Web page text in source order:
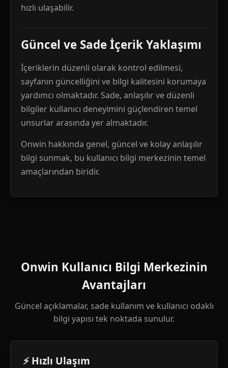
hızlı ulaşabilir.
Güncel ve Sade İçerik Yaklaşımı
İçeriklerin düzenli olarak kontrol edilmesi,
sayfanın güncelliğini ve bilgi kalitesini korumaya
yardımcı olmaktadır. Sade, anlaşılır ve düzenli
bilgiler kullanıcı deneyimini güçlendiren temel
unsurlar arasında yer almaktadır.
Onwin hakkında genel, güncel ve kolay anlaşılır
bilgi sunmak, bu kullanıcı bilgi merkezinin temel
amaçlarından biridir.
Onwin Kullanıcı Bilgi Merkezinin
Avantajları
Güncel açıklamalar, sade kullanım ve kullanıcı odaklı
bilgi yapısı tek noktada sunulur.
⚡ Hızlı Ulaşım